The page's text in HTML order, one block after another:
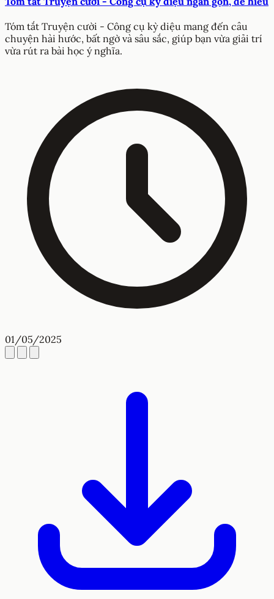
Tóm tắt Truyện cười - Công cụ kỳ diệu ngắn gọn, dễ hiểu
Tóm tắt Truyện cười - Công cụ kỳ diệu mang đến câu
chuyện hài hước, bất ngờ và sâu sắc, giúp bạn vừa giải trí
vừa rút ra bài học ý nghĩa.